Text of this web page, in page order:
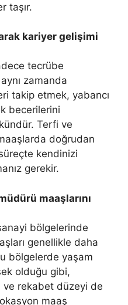
taşır.
kariyer gelişimi
tecrübe
zamanda
takip etmek, yabancı
becerilerini
Terfi ve
doğrudan
kendinizi
gerekir.
maaşlarını
bölgelerinde
genellikle daha
bölgelerde yaşam
olduğu gibi,
ve rekabet düzeyi de
maaş